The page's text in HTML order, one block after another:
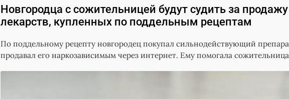
Новгородца с сожительницей будут судить за продажу
лекарств, купленных по поддельным рецептам
По поддельному рецепту новгородец покупал сильнодействующий
продавал его наркозависимым через интернет. Ему помогала сожительница